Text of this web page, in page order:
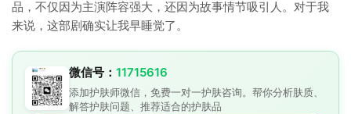
品，不仅因为主演阵容强大，还因为故事情节吸引人。对于我
来说，这部剧确实让我早睡觉了。
微信号： 11715616
添加护肤师微信，免费一对一护肤咨询。帮你分析肤质、
解答护肤问题、推荐适合的护肤品